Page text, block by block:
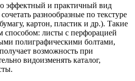
эффектный и практичный вид
разнообразные по текстуре
картон, пластик и др.). Такие
способом: листы с перфорацией
полиграфическими болтами,
возможность при
видоизменять каталог,